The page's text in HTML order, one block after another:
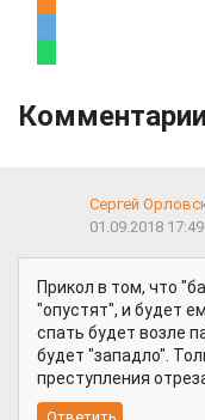
Комментарии
Сергей
01.09.2018 17:49
Прикол в том, что
"опустят", и будет
спать будет возле
будет "западло".
преступления